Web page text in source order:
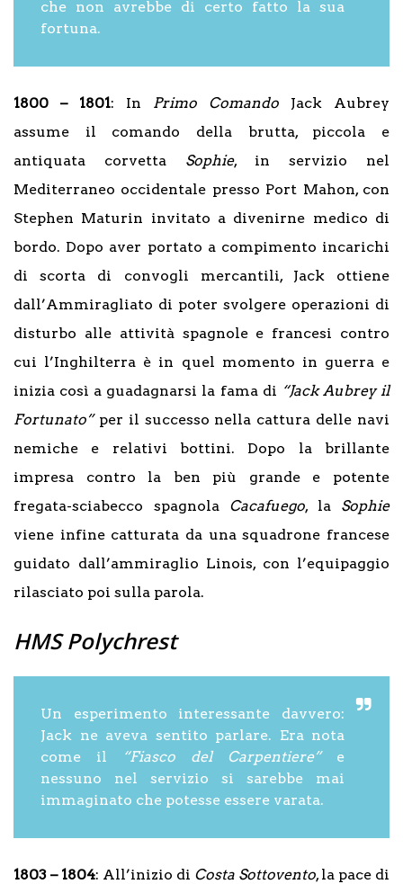
che non avrebbe di certo fatto la sua
fortuna.
1800 – 1801: In Primo Comando Jack Aubrey
assume il comando della brutta, piccola e
antiquata corvetta Sophie, in servizio nel
Mediterraneo occidentale presso Port Mahon, con
Stephen Maturin invitato a divenirne medico di
bordo. Dopo aver portato a compimento incarichi
di scorta di convogli mercantili, Jack ottiene
dall’Ammiragliato di poter svolgere operazioni di
disturbo alle attività spagnole e francesi contro
cui l’Inghilterra è in quel momento in guerra e
inizia così a guadagnarsi la fama di “Jack Aubrey il
Fortunato”per il successo nella cattura delle navi
nemiche e relativi bottini. Dopo la brillante
impresa contro la ben più grande e potente
fregata-sciabecco spagnola Cacafuego, la Sophie
viene infine catturata da una squadrone francese
guidato dall’ammiraglio Linois, con l’equipaggio
rilasciato poi sulla parola.
HMS Polychrest
Un esperimento interessante davvero:
Jack ne aveva sentito parlare. Era nota
come il
“Fiasco del Carpentiere”e
nessuno nel servizio si sarebbe mai
immaginato che potesse essere varata.
1803 – 1804: All’inizio di Costa Sottovento, la pace di